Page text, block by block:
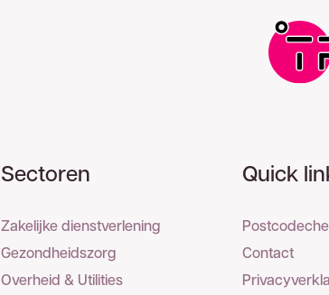
Sectoren
Zakelijke dienstverlening
Gezondheidszorg
Overheid & Utilities
Quick
Contact